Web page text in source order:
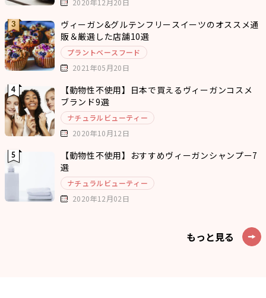
2020年12月20日
ヴィーガン&グルテンフリースイーツのオススメ通
販＆厳選した店舗10選
プラントベースフード
2021年05月20日
【動物性不使用】日本で買えるヴィーガンコスメ
ブランド9選
ナチュラルビューティー
2020年10月12日
【動物性不使用】おすすめヴィーガンシャンプー7
選
ナチュラルビューティー
2020年12月02日
もっと見る